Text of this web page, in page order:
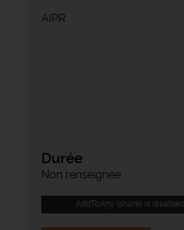
AIPR
Durée
Non renseignée
AddToAny (share) is disabled.